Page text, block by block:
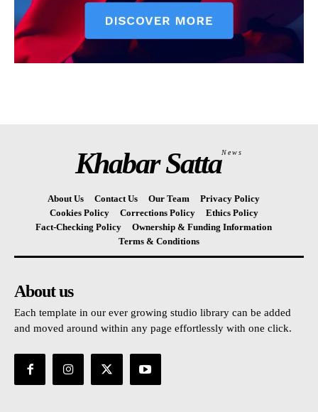
Khabar SattaNews
About Us Contact Us Our Team
Privacy Policy
Cookies Policy
Corrections Policy
Ethics Policy
Fact-Checking Policy
Ownership & Funding Information
Terms & Conditions
About us
Each template in our ever growing studio library can be added
and moved around within any page effortlessly with one click.